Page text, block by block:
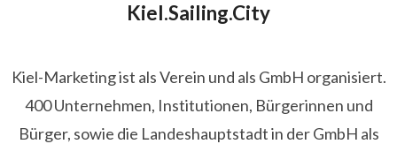
Kiel.Sailing.City
Kiel-Marketing ist als Verein und als GmbH organisiert.
400 Unternehmen, Institutionen, Bürgerinnen und
Bürger, sowie die Landeshauptstadt in der GmbH als